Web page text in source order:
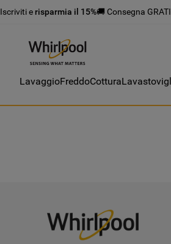
Iscriviti e risparmia il 15%🚚 Consegna
LavaggioFreddoCottura